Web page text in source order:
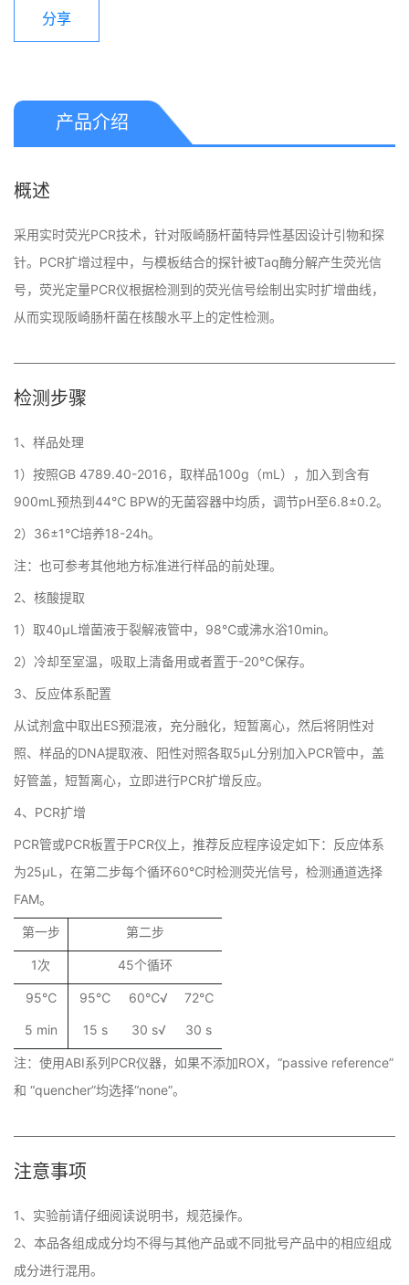
分享
产品介绍
概述
采用实时荧光PCR技术，针对阪崎肠杆菌特异性基因设计引物和探
针。PCR扩增过程中，与模板结合的探针被Taq酶分解产生荧光信
号，荧光定量PCR仪根据检测到的荧光信号绘制出实时扩增曲线，
从而实现阪崎肠杆菌在核酸水平上的定性检测。
检测步骤
1、样品处理
1）按照GB 4789.40-2016，取样品100g（mL），加入到含有
900mL预热到44℃ BPW的无菌容器中均质，调节pH至6.8±0.2。
2）36±1℃培养18-24h。
注：也可参考其他地方标准进行样品的前处理。
2、核酸提取
1）取40μL增菌液于裂解液管中，98℃或沸水浴10min。
2）冷却至室温，吸取上清备用或者置于-20℃保存。
3、反应体系配置
从试剂盒中取出ES预混液，充分融化，短暂离心，然后将阴性对
照、样品的DNA提取液、阳性对照各取5μL分别加入PCR管中，盖
好管盖，短暂离心，立即进行PCR扩增反应。
4、PCR扩增
PCR管或PCR板置于PCR仪上，推荐反应程序设定如下：反应体系
为25μL，在第二步每个循环60℃时检测荧光信号，检测通道选择
FAM。
第一步 第二步
1次 45个循环
95℃ 95℃ 60℃√ 72℃
5 min 15 s 30 s√ 30 s
注：使用ABI系列PCR仪器，如果不添加ROX，“passive reference”
和 “quencher”均选择“none”。
注意事项
1、实验前请仔细阅读说明书，规范操作。
2、本品各组成成分均不得与其他产品或不同批号产品中的相应组成
成分进行混用。